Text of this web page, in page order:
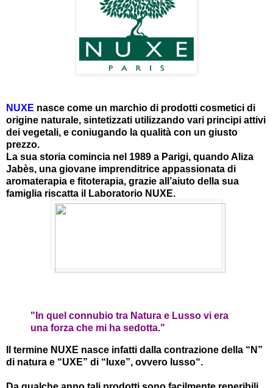
NUXE nasce come un marchio di prodotti cosmetici di
origine naturale, sintetizzati utilizzando vari principi attivi
dei vegetali, e coniugando la qualità con un giusto
prezzo.
La sua storia comincia nel 1989 a Parigi, quando Aliza
Jabès, una giovane imprenditrice appassionata di
aromaterapia e fitoterapia, grazie all’aiuto della sua
famiglia riscatta il Laboratorio NUXE.
"In quel connubio tra Natura e Lusso vi era
una forza che mi ha sedotta."
Il termine NUXE nasce infatti dalla contrazione della “N”
di natura e “UXE” di “luxe”, ovvero lusso“.